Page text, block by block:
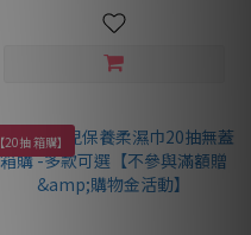
【20抽 箱購】